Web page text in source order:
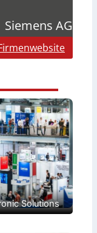
Siemens AG
Solutions